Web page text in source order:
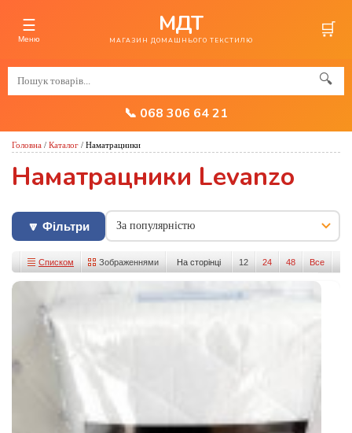
☰
Меню
МДТ
МАГАЗИН ДОМАШНЬОГО ТЕКСТИЛЮ 🛒
🔍
📞 068 306 64 21
Головна / Каталог / Наматрацники
Наматрацники Levanzo
🔽 Фільтри
На сторінці 12 24 48 Все
Списком Зображеннями